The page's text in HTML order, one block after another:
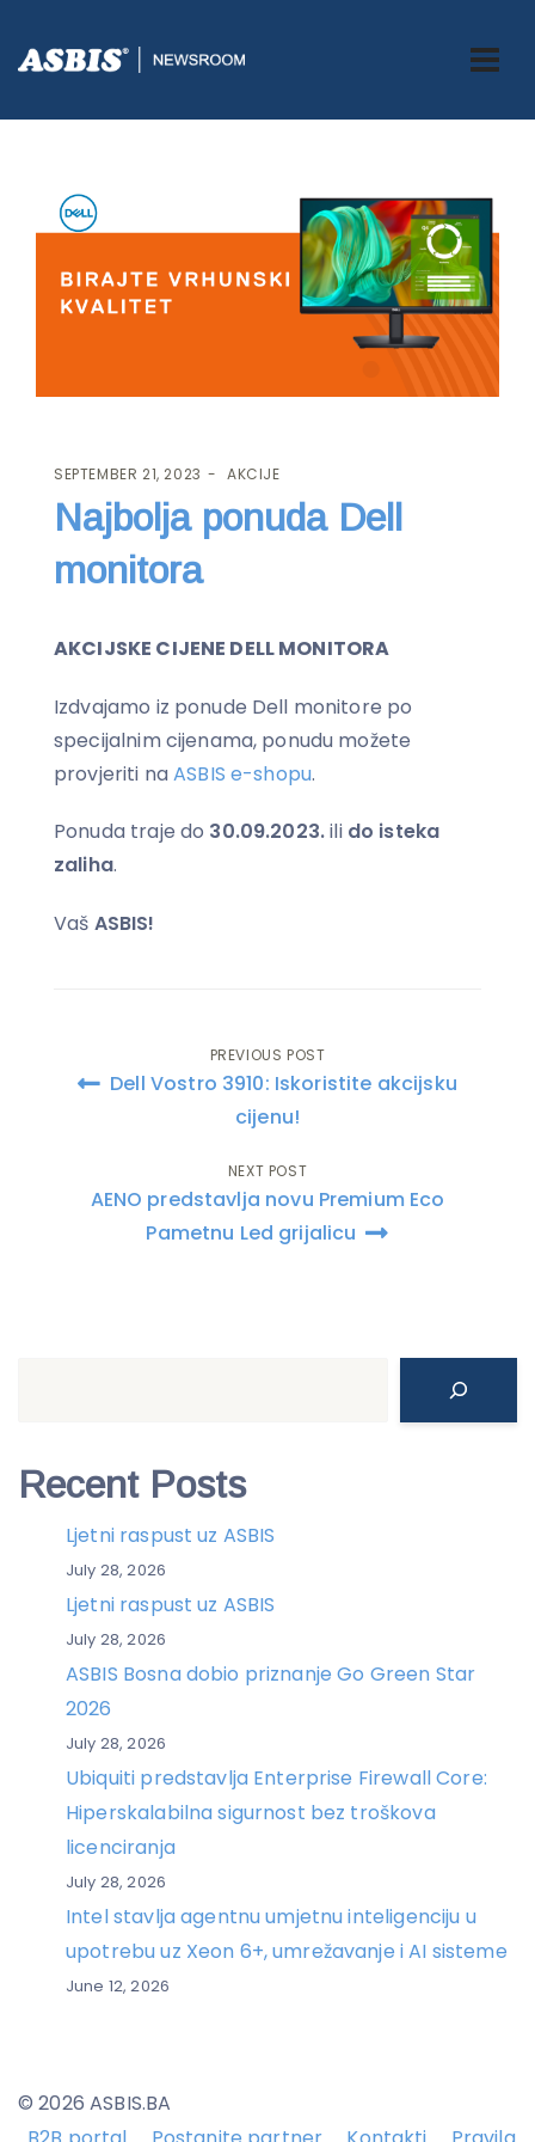
ASBIS.BA> AKCIJE> NAJBOLJA PONUDA DELL MONITORA
SEPTEMBER 21, 2023 AKCIJE
Najbolja ponuda Dell
monitora
AKCIJSKE CIJENE DELL MONITORA
Izdvajamo iz ponude Dell monitore po
specijalnim cijenama, ponudu možete
provjeriti naASBIS e-shopu.
Ponuda traje do 30.09.2023.ili do isteka
zaliha.
Vaš ASBIS!
Post
PREVIOUS POST
Dell Vostro 3910: Iskoristite akcijsku
cijenu!
NEXT POST
AENO predstavlja novu Premium Eco
Pametnu Led grijalicu
Recent Posts
Ljetni raspust uz ASBIS
July 28, 2026
Ljetni raspust uz ASBIS
July 28, 2026
ASBIS Bosna dobio priznanje Go Green Star
2026
July 28, 2026
Ubiquiti predstavlja Enterprise Firewall Core:
Hiperskalabilna sigurnost bez troškova
licenciranja
July 28, 2026
Intel stavlja agentnu umjetnu inteligenciju u
upotrebu uz Xeon 6+, umrežavanje i AI sisteme
June 12, 2026
© 2026 ASBIS.BA